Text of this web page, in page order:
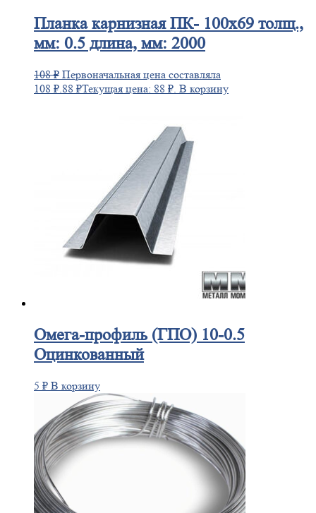
Планкакарнизная ПК- 100х69 толщ.,
мм: 0.5 длина, мм: 2000
108₽ Первоначальная цена составляла
108 ₽. 88 ₽Текущая цена: 88 ₽. В корзину
Омега-профиль(ГПО) 10-0.5
Оцинкованный
5 ₽ В корзину